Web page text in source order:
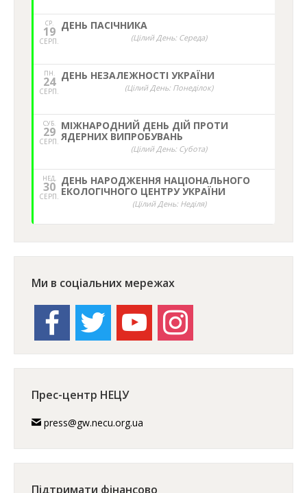
СР.
19
СЕРП.
ДЕНЬ ПАСІЧНИКА
(Цілий День: Середа)
ПН.
24
СЕРП.
ДЕНЬ НЕЗАЛЕЖНОСТІ УКРАЇНИ
(Цілий День: Понеділок)
СУБ.
29
СЕРП.
МІЖНАРОДНИЙ ДЕНЬ ДІЙ ПРОТИ
ЯДЕРНИХ ВИПРОБУВАНЬ
(Цілий День: Субота)
НЕД,
30
СЕРП.
ДЕНЬ НАРОДЖЕННЯ НАЦІОНАЛЬНОГО
ЕКОЛОГІЧНОГО ЦЕНТРУ УКРАЇНИ
(Цілий День: Неділя)
Ми в соціальних мережах
facebook twitter youtube instagram
Прес-центр НЕЦУ
press@gw.necu.org.ua
Підтримати фінансово